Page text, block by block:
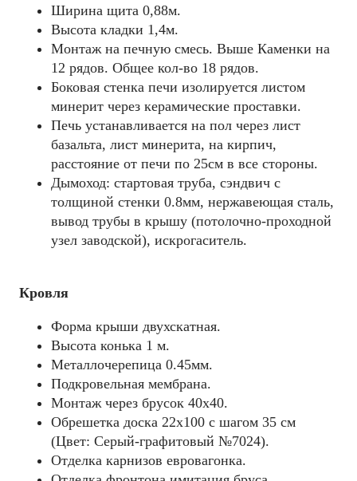
Ширина щита 0,88м.
Высота кладки 1,4м.
Mонтаж на печную смесь. Выше Каменки на
12 рядов. Общее кол-во 18 рядов.
Боковая стенка печи изолируется листом
минерит через керамические проставки.
Печь устанавливается на пол через лист
базальта, лист минерита, на кирпич,
расстояние от печи по 25см в все стороны.
Дымоход: стартовая труба, сэндвич с
толщиной стенки 0.8мм, нержавеющая сталь,
вывод трубы в крышу (потолочно-проходной
узел заводской), искрогаситель.
Кровля
Форма крыши двухскатная.
Высота конька 1 м.
Металлочерепица 0.45мм.
Подкровельная мембрана.
Монтаж через брусок 40x40.
Обрешетка доска 22х100 с шагом 35 см
(Цвет: Серый-графитовый №7024).
Отделка карнизов евровагонка.